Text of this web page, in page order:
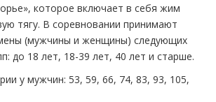
которое включает в себя жим
тягу. В соревновании принимают
(мужчины и женщины) следующих
до 18 лет, 18-39 лет, 40 лет и старше.
у мужчин: 53, 59, 66, 74, 83, 93, 105,